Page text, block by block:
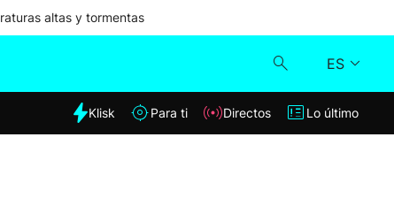
altas y tormentas
ES
Klisk
Klisk Para ti Directos Lo último